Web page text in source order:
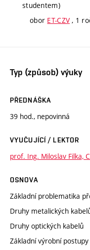
studentem)
obor ET-CZV , 1
Typ (způsob) výuky
PŘEDNÁŠKA
39 hod., nepovinná
VYUČUJÍCÍ / LEKTOR
prof. Ing. Miloslav Filka,
OSNOVA
Základní problematika
Druhy metalických
Druhy optických kabelů
Základní výrobní